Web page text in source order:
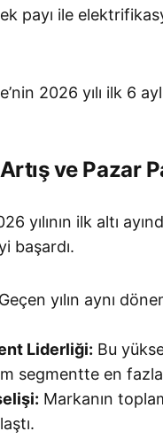
payı ile
2026 yılı ilk 6
ve Pazar
yılının ilk altı
başardı.
Geçen yılın aynı
Liderliği: Bu
segmentte en
Markanın